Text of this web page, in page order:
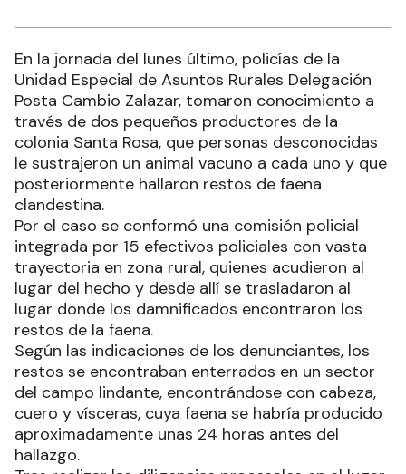
En la jornada del lunes último, policías de la
Unidad Especial de Asuntos Rurales Delegación
Posta Cambio Zalazar, tomaron conocimiento a
través de dos pequeños productores de la
colonia Santa Rosa, que personas desconocidas
le sustrajeron un animal vacuno a cada uno y que
posteriormente hallaron restos de faena
clandestina.
Por el caso se conformó una comisión policial
integrada por 15 efectivos policiales con vasta
trayectoria en zona rural, quienes acudieron al
lugar del hecho y desde allí se trasladaron al
lugar donde los damnificados encontraron los
restos de la faena.
Según las indicaciones de los denunciantes, los
restos se encontraban enterrados en un sector
del campo lindante, encontrándose con cabeza,
cuero y vísceras, cuya faena se habría producido
aproximadamente unas 24 horas antes del
hallazgo.